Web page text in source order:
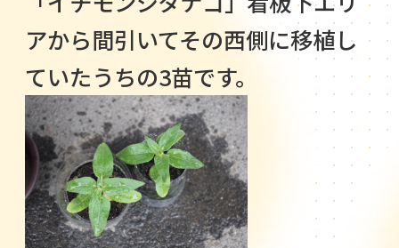
アから間引いてその西側に移植し
ていたうちの3苗です。